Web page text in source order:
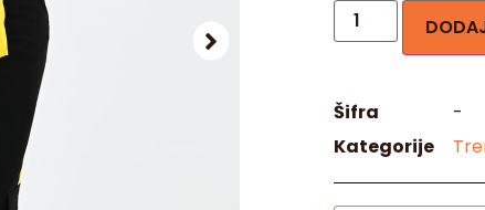
Šifra
-
Kategorije